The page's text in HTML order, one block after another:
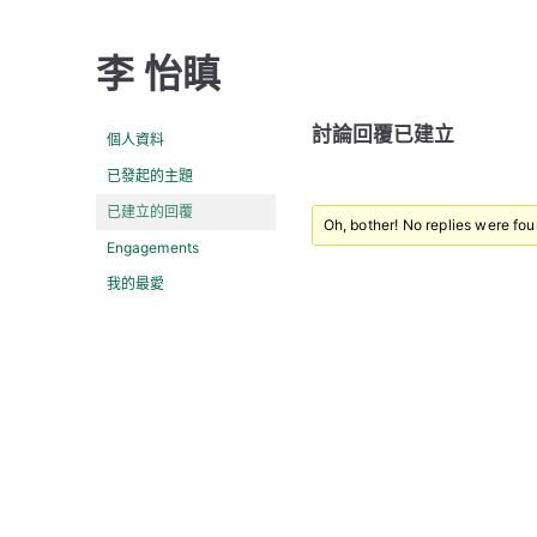
李 怡瞋
個人資料
已發起的主題
已建立的回覆
Engagements
我的最愛
討論回覆已建立
Oh, bother! No replies were